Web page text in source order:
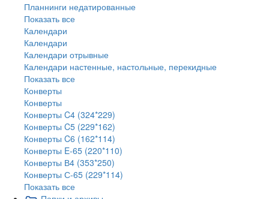
Планнинги недатированные
Показать все
Календари
Календари
Календари отрывные
Календари настенные, настольные, перекидные
Показать все
Конверты
Конверты
Конверты C4 (324*229)
Конверты C5 (229*162)
Конверты C6 (162*114)
Конверты E-65 (220*110)
Конверты В4 (353*250)
Конверты С-65 (229*114)
Показать все